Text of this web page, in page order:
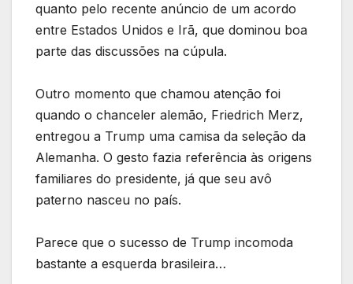
quanto pelo recente anúncio de um acordo
entre Estados Unidos e Irã, que dominou boa
parte das discussões na cúpula.
Outro momento que chamou atenção foi
quando o chanceler alemão, Friedrich Merz,
entregou a Trump uma camisa da seleção da
Alemanha. O gesto fazia referência às origens
familiares do presidente, já que seu avô
paterno nasceu no país.
Parece que o sucesso de Trump incomoda
bastante a esquerda brasileira…